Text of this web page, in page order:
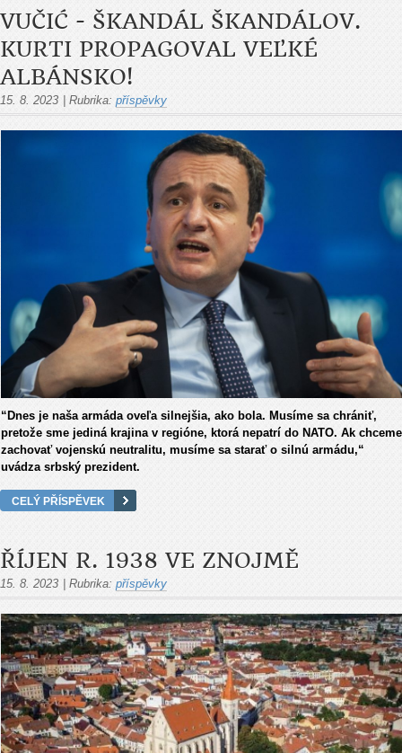
VUČIĆ - ŠKANDÁL ŠKANDÁLOV.
KURTI PROPAGOVAL VEĽKÉ
ALBÁNSKO!
15. 8. 2023 Rubrika: příspěvky
“Dnes je naša armáda oveľa silnejšia, ako bola. Musíme sa chrániť,
pretože sme jediná krajina v regióne, ktorá nepatrí do NATO. Ak chceme
zachovať vojenskú neutralitu, musíme sa starať o silnú armádu,“
uvádza srbský prezident.
CELÝ PŘÍSPĚVEK
ŘÍJEN R. 1938 VE ZNOJMĚ
15. 8. 2023 | Rubrika: příspěvky